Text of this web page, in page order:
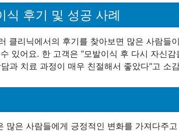
식 후기 및 성공 사례
클리닉에서의 후기를 찾아보면 많은 사람들
있어요. 한 고객은 “모발이식 후 다시 자신
담과 치료 과정이 매우 친절해서 좋았다”고 소
많은 사람들에게 긍정적인 변화를 가져다주